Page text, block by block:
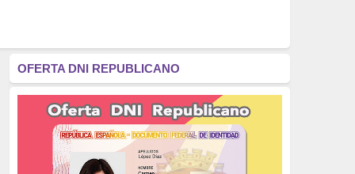
OFERTA DNI REPUBLICANO